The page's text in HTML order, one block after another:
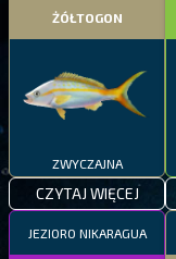
ŻÓŁTOGON
ZWYCZAJNA
CZYTAJ WIĘCEJ
JEZIORO NIKARAGUA